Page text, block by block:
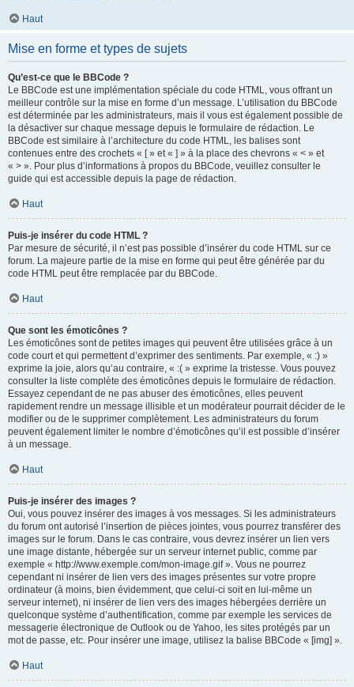
Haut
Mise en forme et types de sujets
Qu’est-ce que le BBCode ?
Le BBCode est une implémentation spéciale du code HTML, vous offrant un
meilleur contrôle sur la mise en forme d’un message. L’utilisation du BBCode
est déterminée par les administrateurs, mais il vous est également possible de
la désactiver sur chaque message depuis le formulaire de rédaction. Le
BBCode est similaire à l’architecture du code HTML, les balises sont
contenues entre des crochets « [ » et « ] » à la place des chevrons « < » et
« > ». Pour plus d’informations à propos du BBCode, veuillez consulter le
guide qui est accessible depuis la page de rédaction.
Haut
Puis-je insérer du code HTML ?
Par mesure de sécurité, il n’est pas possible d’insérer du code HTML sur ce
forum. La majeure partie de la mise en forme qui peut être générée par du
code HTML peut être remplacée par du BBCode.
Haut
Que sont les émoticônes ?
Les émoticônes sont de petites images qui peuvent être utilisées grâce à un
code court et qui permettent d’exprimer des sentiments. Par exemple, « :) »
exprime la joie, alors qu’au contraire, « :( » exprime la tristesse. Vous pouvez
consulter la liste complète des émoticônes depuis le formulaire de rédaction.
Essayez cependant de ne pas abuser des émoticônes, elles peuvent
rapidement rendre un message illisible et un modérateur pourrait décider de le
modifier ou de le supprimer complètement. Les administrateurs du forum
peuvent également limiter le nombre d’émoticônes qu’il est possible d’insérer
à un message.
Haut
Puis-je insérer des images ?
Oui, vous pouvez insérer des images à vos messages. Si les administrateurs
du forum ont autorisé l’insertion de pièces jointes, vous pourrez transférer des
images sur le forum. Dans le cas contraire, vous devrez insérer un lien vers
une image distante, hébergée sur un serveur internet public, comme par
exemple « http://www.exemple.com/mon-image.gif ». Vous ne pourrez
cependant ni insérer de lien vers des images présentes sur votre propre
ordinateur (à moins, bien évidemment, que celui-ci soit en lui-même un
serveur internet), ni insérer de lien vers des images hébergées derrière un
quelconque système d’authentification, comme par exemple les services de
messagerie électronique de Outlook ou de Yahoo, les sites protégés par un
mot de passe, etc. Pour insérer une image, utilisez la balise BBCode « [img] ».
Haut